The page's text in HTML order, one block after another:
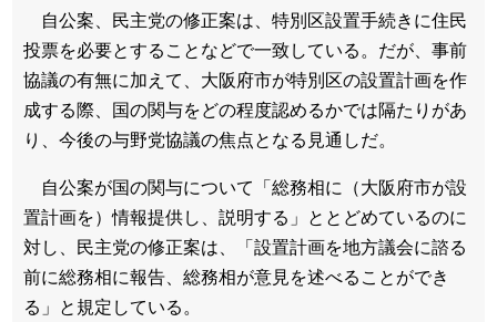
自公案、民主党の修正案は、特別区設置手続きに住民
投票を必要とすることなどで一致している。だが、事前
協議の有無に加えて、大阪府市が特別区の設置計画を作
成する際、国の関与をどの程度認めるかでは隔たりがあ
り、今後の与野党協議の焦点となる見通しだ。
自公案が国の関与について「総務相に（大阪府市が設
置計画を）情報提供し、説明する」ととどめているのに
対し、民主党の修正案は、「設置計画を地方議会に諮る
前に総務相に報告、総務相が意見を述べることができ
る」と規定している。